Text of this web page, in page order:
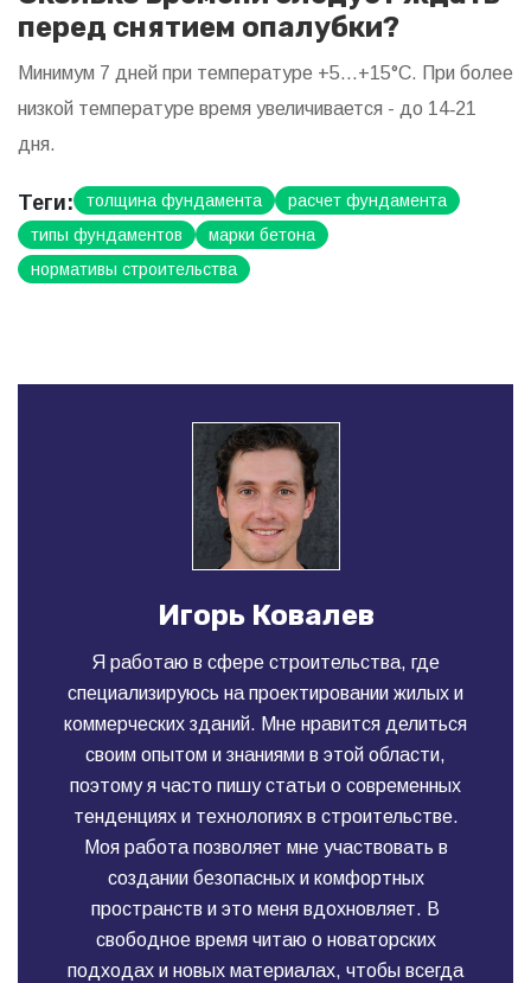
перед снятием опалубки?
Минимум 7 дней при температуре +5…+15°C. При более
низкой температуре время увеличивается - до 14‑21
дня.
Теги: толщина фундамента
расчет фундамента
типы фундаментов
марки бетона
нормативы строительства
Игорь Ковалев
Я работаю в сфере строительства, где
специализируюсь на проектировании жилых и
коммерческих зданий. Мне нравится делиться
своим опытом и знаниями в этой области,
поэтому я часто пишу статьи о современных
тенденциях и технологиях в строительстве.
Моя работа позволяет мне участвовать в
создании безопасных и комфортных
пространств и это меня вдохновляет. В
свободное время читаю о новаторских
подходах и новых материалах, чтобы всегда